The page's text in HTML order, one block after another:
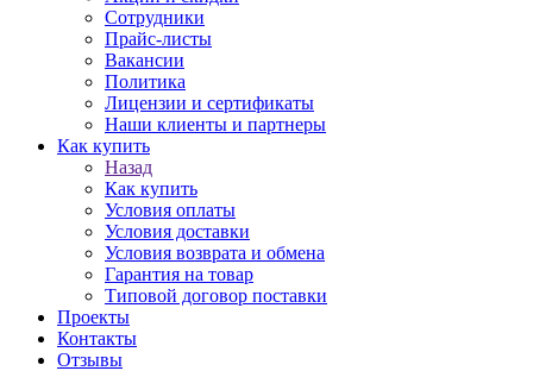
Сотрудники
Прайс-листы
Вакансии
Политика
Лицензии и сертификаты
Наши клиенты и партнеры
Как купить
Назад
Как купить
Условия оплаты
Условия доставки
Условия возврата и обмена
Гарантия на товар
Типовой договор поставки
Проекты
Контакты
Отзывы